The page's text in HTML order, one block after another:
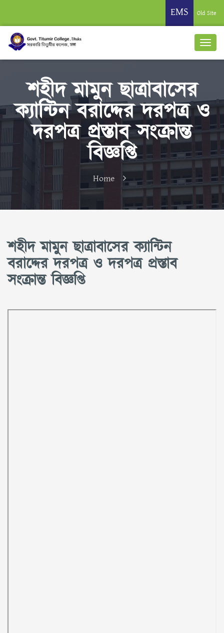
EMS Old Site
শহীদ মামুন ছাত্রাবাসের
ক্যান্টিন বরাদ্দের দরপত্র ও
দরপত্র প্রস্তাব সংক্রান্ত
বিজ্ঞপ্তি
Home
শহীদ মামুন ছাত্রাবাসের ক্যান্টিন
বরাদ্দের দরপত্র ও দরপত্র প্রস্তাব
সংক্রান্ত বিজ্ঞপ্তি